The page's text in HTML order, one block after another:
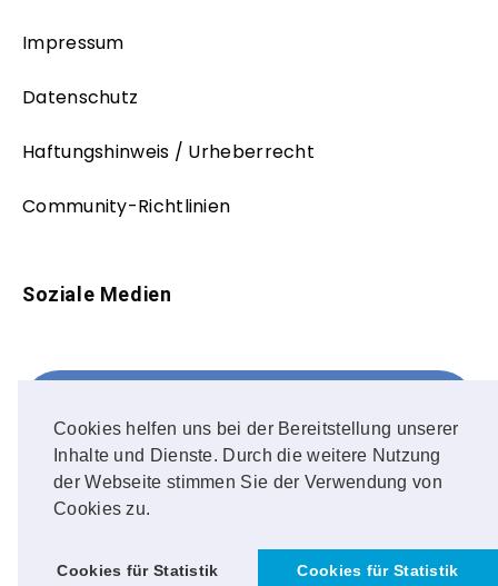
Cookies helfen uns bei der Bereitstellung unserer
Inhalte und Dienste. Durch die weitere Nutzung
der Webseite stimmen Sie der Verwendung von
Cookies zu.
Cookies für Statistik Cookies für Statistik
Impressum
Datenschutz
Haftungshinweis / Urheberrecht
Community-Richtlinien
Soziale Medien
FOLLOW ME!
Instagram
OUR PHOTOS!